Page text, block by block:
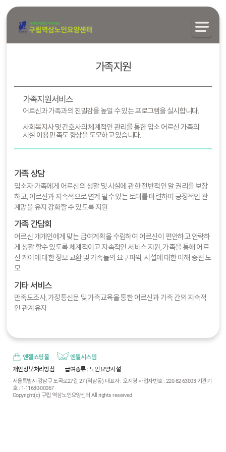
가족지원
가족지원서비스
어르신과 가족과의 친밀감을 높일 수 있는 프로그램을 실시합니다.
사회복지사 및 간호사의 체계적인 관리를 통한 입소 어르신 가족의
시설 이용 만족도 향상을 도모하고 있습니다.
가족 상담
입소자 가족에게 어르신의 생활 및 시설에 관한 전반적인 알 권리를 보장
하고, 어르신과 지속적으로 연계 될수 있는 토대를 마련하여 긍정적인 관
계망을 유지 강화할 수 있도록 지원
가족 간담회
어르신 개개인에게 맞는 급여계획을 수립하여 어르신이 편안하고 안락하
게 생활 할수 있도록 체계적이고 지속적인 서비스 지원, 가족을 통해 어르
신 케어에 대한 정보 교환 및 가족들의 요구파악, 시설에 대한 이해 증진 도
모
기타 서비스
만족도조사, 가정통신문 및 가족교육을 통한 어르신과 가족 간의 지속적
인 관계유지
엔젤쇼핑몰
엔젤시스템
개인정보처리방침
급여종류: 노인요양시설
서울특별시 강남구 도곡로27길 27 (역삼동) 대표자 : 오지영 사업자번호 : 220-82-63003 기관기
호 : 1-11680-00067
Copyright(c) 구립 역삼노인요양센터 All rights reserved.